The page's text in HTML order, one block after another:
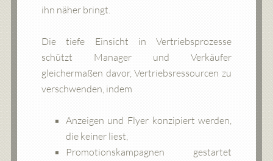
ihn näher bringt.
Die tiefe Einsicht in Vertriebsprozesse
schützt Manager und Verkäufer
gleichermaßen davor, Vertriebsressourcen zu
verschwenden, indem
Anzeigen und Flyer konzipiert werden,
die keiner liest,
Promotionskampagnen gestartet